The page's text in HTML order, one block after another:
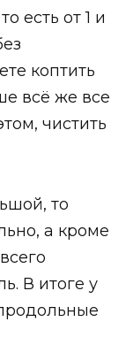
есть от 1 и
коптить
всё же все
чистить
то
а кроме
В итоге у